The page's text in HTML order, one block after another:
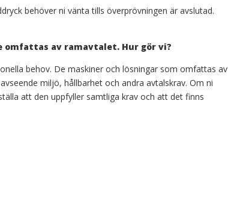
behöver ni vänta tills överprövningen är avslutad.
omfattas av ramavtalet. Hur gör vi?
behov. De maskiner och lösningar som omfattas av
miljö, hållbarhet och andra avtalskrav. Om ni
att den uppfyller samtliga krav och att det finns